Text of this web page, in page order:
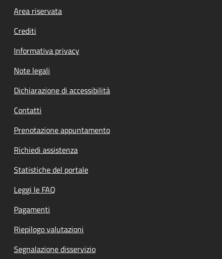
Footer menu
Area riservata
Crediti
Informativa privacy
Note legali
Dichiarazione di accessibilità
Contatti
Prenotazione appuntamento
Richiedi assistenza
Statistiche del portale
Leggi le FAQ
Pagamenti
Riepilogo valutazioni
Segnalazione disservizio